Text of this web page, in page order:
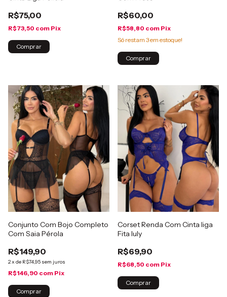
R$75,00
R$73,50 com Pix
Comprar
R$60,00
R$58,80 com Pix
Só restam 3em estoque!
Comprar
Conjunto Com Bojo Completo
Com Saia Pérola
R$149,90
2x de R$74,95 sem juros
R$146,90 com Pix
Comprar
Corset Renda Com Cinta liga
Fita Iuly
R$69,90
R$68,50 com Pix
Comprar